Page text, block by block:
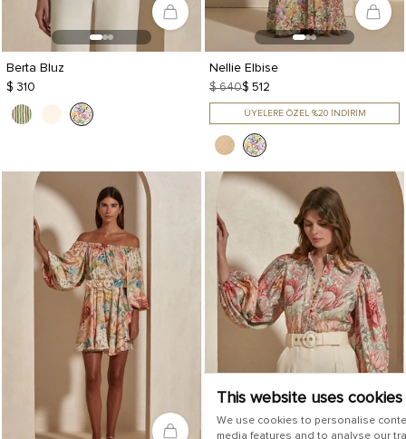
This website uses cookies
We use cookies to personalise
media features and to analyse our
Berta Bluz
$ 310
Nellie Elbise
$ 640$ 512
ÜYELERE ÖZEL %20 İNDİRİM